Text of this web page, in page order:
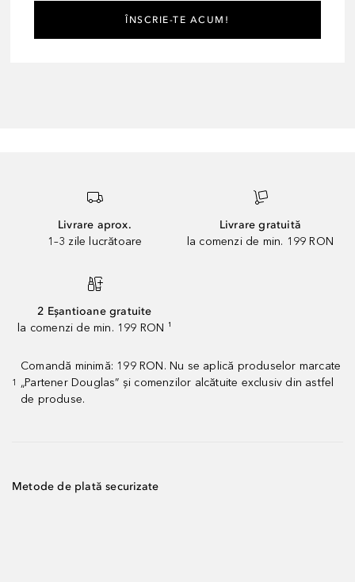
ÎNSCRIE-TE ACUM!
Livrare aprox.
1–3 zile lucrătoare
Livrare gratuită
la comenzi de min. 199 RON
2 Eșantioane gratuite
la comenzi de min. 199 RON ¹
1
Comandă minimă: 199 RON. Nu se aplică produselor marcate
„Partener Douglas” și comenzilor alcătuite exclusiv din astfel
de produse.
Metode de plată securizate